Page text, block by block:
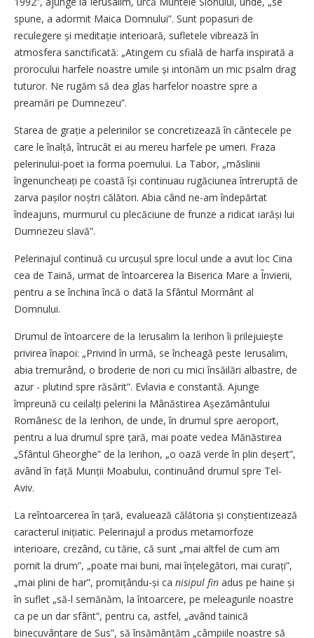
spune, a adormit Maica Domnului”. Sunt popasuri de
reculegere și meditație interioară, sufletele vibrează în
atmosfera sanctificată: „Atingem cu sfială de harfa inspirată a
prorocului harfele noastre umile și intonăm un mic psalm drag
tuturor. Ne rugăm să dea glas harfelor noastre spre a
preamări pe Dumnezeu”.
Starea de grație a pelerinilor se concretizează în cântecele pe
care le înalță, întrucât ei au mereu harfele pe umeri. Fraza
pelerinului-poet ia forma poemului. La Tabor, „măslinii
îngenun­cheați pe coastă își continuau rugăciunea întreruptă de
zarva pașilor noștri călători. Abia când ne-am îndepărtat
îndeajuns, murmurul cu plecăciune de frunze a ridicat iarăși lui
Dumnezeu slavă”.
Pelerinajul continuă cu urcușul spre locul unde a avut loc Cina
cea de Taină, urmat de întoarcerea la Biserica Mare a Învierii,
pentru a se închina încă o dată la Sfântul Mormânt al
Domnului.
Drumul de întoarcere de la Ierusalim la Ierihon îi prilejuiește
privirea înapoi: „Privind în urmă, se încheagă peste Ierusalim,
abia tremurând, o broderie de nori cu mici însăilări albastre, de
azur - plutind spre răsărit”. Evlavia e constantă. Ajunge
împreună cu ceilalți pelerini la Mânăstirea Așezământului
Românesc de la Ierihon, de unde, în drumul spre aeroport,
pentru a lua drumul spre țară, mai poate vedea Mănăstirea
„Sfântul Gheorghe” de la Ierihon, „o oază verde în plin deșert”,
având în față Munții Moabului, continuând drumul spre Tel-
Aviv.
La reîntoarcerea în țară, evaluează călătoria și conștientizează
caracterul inițiatic. Pelerinajul a produs metamorfoze
interioare, crezând, cu tărie, că sunt „mai altfel de cum am
pornit la drum”, „poate mai buni, mai înțelegători, mai curați”,
„mai plini de har”, promițându-și ca nisipul fin adus pe haine și
în suflet „să-l semănăm, la întoarcere, pe meleagurile noastre
ca pe un dar sfânt”, pentru ca, astfel, „având tainică
binecuvântare de Sus”, să însămânțăm „câmpiile noastre să